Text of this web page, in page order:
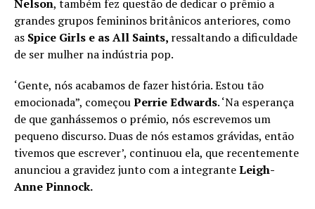
Nelson, também fez questão de dedicar o prêmio a
grandes grupos femininos britânicos anteriores, como
as Spice Girls e as All Saints, ressaltando a dificuldade
de ser mulher na indústria pop.
‘Gente, nós acabamos de fazer história. Estou tão
emocionada”, começouPerrie Edwards. ‘Na esperança
de que ganhássemos o prémio, nós escrevemos um
pequeno discurso. Duas de nós estamos grávidas, então
tivemos que escrever’, continuou ela, que recentemente
anunciou a gravidez junto com a integranteLeigh-
Anne Pinnock.